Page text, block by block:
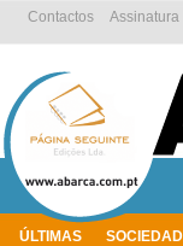
ÚLTIMAS
Assinatura
Contactos